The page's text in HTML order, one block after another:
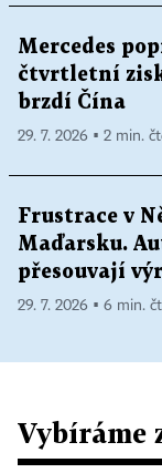
Mercedes
čtvrtletní
brzdí Čína
29. 7. 2026 ▪ 2 min.
Frustrace v
Maďarsku.
přesouvají
29. 7. 2026 ▪ 6 min.
Vybíráme